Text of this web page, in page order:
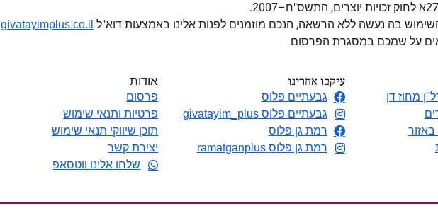
בה נעשה ללא הרשאה, הנכם מוזמנים לפנות אלינו באמצעות דוא"ל
על שמכם במסגרת הפרסום
מחוז דן
עיקבו אחרינו
גבעתיים פלוס
גבעתיים פלוס givatayim_plus
רמת גן פלוס
רמת גן פלוס ramatganplus
אודות
פרסום
פרטיות ותנאי שימוש
תוכן שיווקי תנאי שימוש
יצירת קשר
שלחו אלינו ווטסאפ